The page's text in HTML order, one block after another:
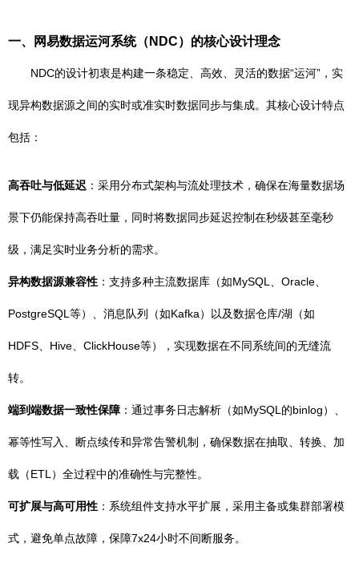
一、网易数据运河系统（NDC）的核心设计理念
NDC的设计初衷是构建一条稳定、高效、灵活的数据“运河”，实
现异构数据源之间的实时或准实时数据同步与集成。其核心设计特点
包括：
高吞吐与低延迟 ：采用分布式架构与流处理技术，确保在海量数据场
景下仍能保持高吞吐量，同时将数据同步延迟控制在秒级甚至毫秒
级，满足实时业务分析的需求。
异构数据源兼容性 ：支持多种主流数据库（如MySQL、Oracle、
PostgreSQL等）、消息队列（如Kafka）以及数据仓库/湖（如
HDFS、Hive、ClickHouse等），实现数据在不同系统间的无缝流
转。
端到端数据一致性保障 ：通过事务日志解析（如MySQL的binlog）、
幂等性写入、断点续传和异常告警机制，确保数据在抽取、转换、加
载（ETL）全过程中的准确性与完整性。
可扩展与高可用性 ：系统组件支持水平扩展，采用主备或集群部署模
式，避免单点故障，保障7x24小时不间断服务。